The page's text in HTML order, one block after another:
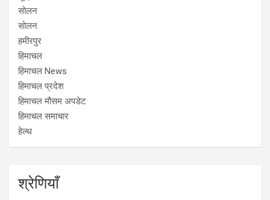
सोलन
सोलन
हमीरपुर
हिमाचल
हिमाचल News
हिमाचल प्रदेश
हिमाचल मौसम अपडेट
हिमाचल समाचार
हेल्थ
श्रेणियाँ